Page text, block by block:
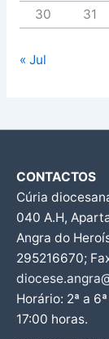
30
31
« Jul
CONTACTOS
Cúria
040 A.H,
Angra do
295216670;
Horário: 2ª a
17:00 horas.